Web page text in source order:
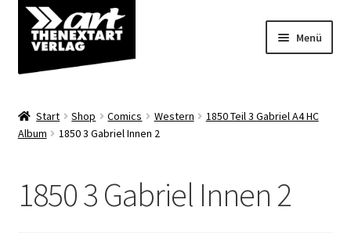
Zur
Navigation
springen
Zum
Inhalt
springen
Menü
Shop
Start Shop Comics Western
1850 Teil 3 Gabriel A4 HC
Album
1850 3 Gabriel Innen 2
1850 3 Gabriel Innen 2